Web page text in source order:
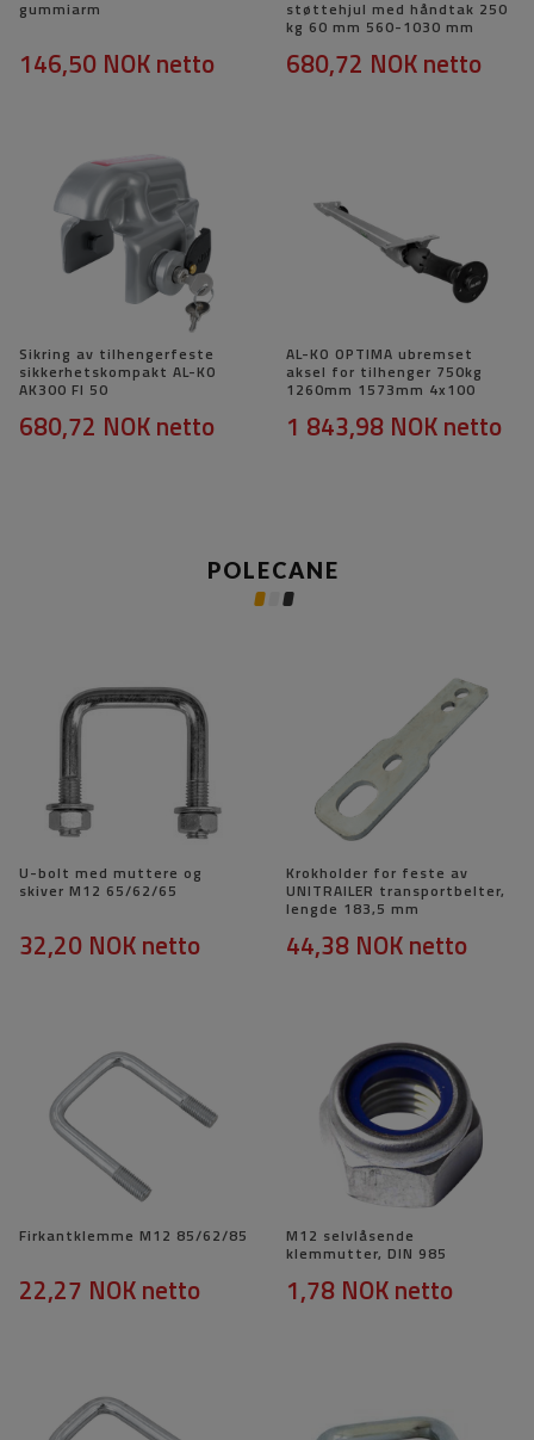
gummiarm
146,50 NOKnetto
støttehjul med håndtak 250
kg 60 mm 560-1030 mm
680,72 NOKnetto
Sikring av tilhengerfeste
sikkerhetskompakt AL-KO
AK300 FI 50
680,72 NOKnetto
AL-KO OPTIMA ubremset
aksel for tilhenger 750kg
1260mm 1573mm 4x100
1 843,98 NOKnetto
POLECANE
U-bolt med muttere og
skiver M12 65/62/65
32,20 NOKnetto
Krokholder for feste av
UNITRAILER transportbelter,
lengde 183,5 mm
44,38 NOKnetto
Firkantklemme M12 85/62/85
22,27 NOKnetto
M12 selvlåsende
klemmutter, DIN 985
1,78 NOKnetto